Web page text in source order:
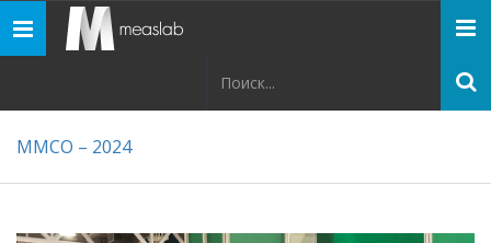
Панель
навигации
ММСО – 2024